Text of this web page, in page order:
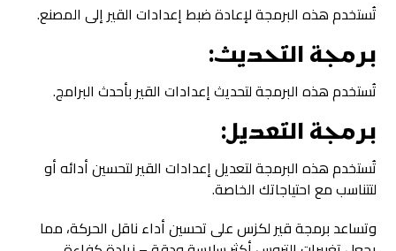
تُستخدم هذه البرمجة لإعادة ضبط إعدادات القير إلى المصنع.
برمجة التحديث:
تُستخدم هذه البرمجة لتحديث إعدادات القير بأحدث البرامج.
برمجة التعديل:
تُستخدم هذه البرمجة لتعديل إعدادات القير لتحسين أدائه أو
لتتناسب مع احتياجاتك الخاصة.
وتساعد برمجة قير لكزس على تحسين أداء ناقل الحركة، مما